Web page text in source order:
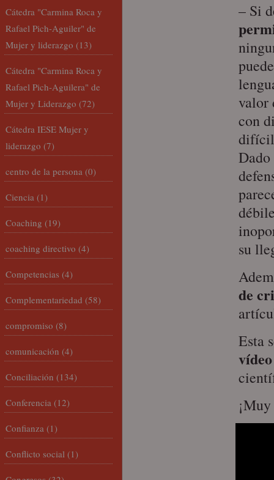
– Si
valor
con
su
de
Esta
Cátedra "Carmina Roca y
Rafael Pich-Aguiler" de
Mujer y liderazgo (13)
Cátedra "Carmina Roca y
Rafael Pich-Aguilera" de
Mujer y Liderazgo (72)
Cátedra IESE Mujer y
liderazgo (7)
centro de la persona (0)
Ciencia (1)
Coaching (19)
coaching directivo (4)
Competencias (4)
Complementariedad (58)
compromiso (8)
comunicación (4)
Conciliación (134)
Conferencia (12)
Confianza (1)
Conflicto social (1)